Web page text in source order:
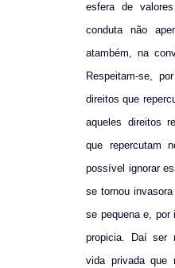
esfera de
conduta não
atambém, na
Respeitam-se,
direitos que
aqueles direitos
que repercutam
possível ignorar
se tornou
se pequena e, por
propicia. Daí ser
vida privada que